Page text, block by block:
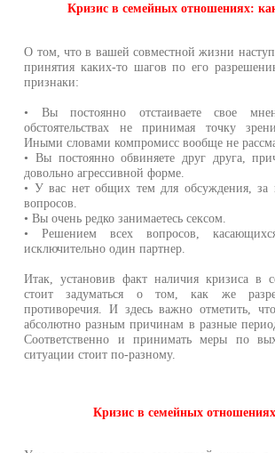
Кризис в семейных отношениях:
О том, что в вашей совместной жизни
принятия каких-то шагов по его
признаки:
• Вы постоянно отстаиваете свое
обстоятельствах не принимая точку
Иными словами компромисс вообще не
• Вы постоянно обвиняете друг друга,
довольно агрессивной форме.
• У вас нет общих тем для обсуждения, за
вопросов.
• Вы очень редко занимаетесь сексом.
• Решением всех вопросов,
исключительно один партнер.
Итак, установив факт наличия кризиса в
стоит задуматься о том, как же
противоречия. И здесь важно отметить,
абсолютно разным причинам в разные
Соответственно и принимать меры по
ситуации стоит по-разному.
Кризис в семейных